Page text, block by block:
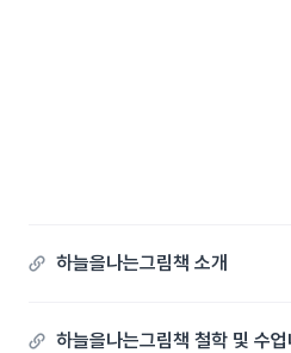
하늘을나는그림책 소개
하늘을나는그림책 철학 및 수업